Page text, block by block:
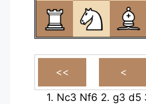
1. Nc3 Nf6 2. g3 d5